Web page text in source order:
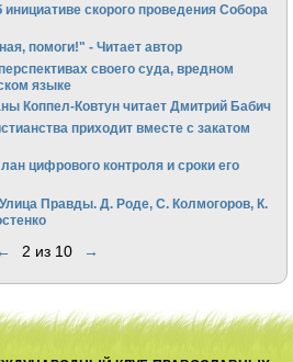
скорого проведения Собора
помоги!" - Читает автор
своего суда, вредном
языке
Коппел-Ковтун читает Дмитрий Бабич
приходит вместе с закатом
цифрового контроля и сроки его
Правды. Д. Роде, С. Колмогоров, К.
← 2 из 10 →